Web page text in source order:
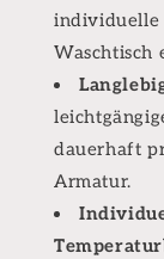
individuelle
Waschtisch
dauerhaft
Armatur.